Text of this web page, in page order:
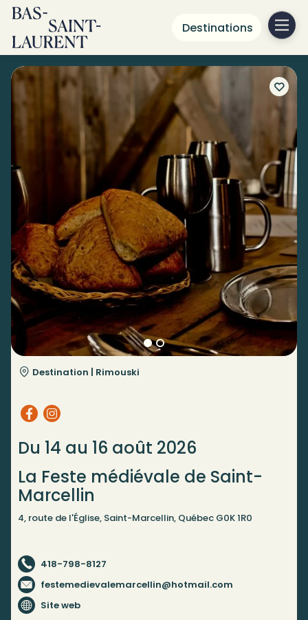
Destinations
Destination | Rimouski
Du 14 au 16 août 2026
La Feste médiévale de Saint-
Marcellin
4, route de l'Église, Saint-Marcellin, Québec G0K 1R0
418-798-8127
festemedievalemarcellin@hotmail.com
Site web